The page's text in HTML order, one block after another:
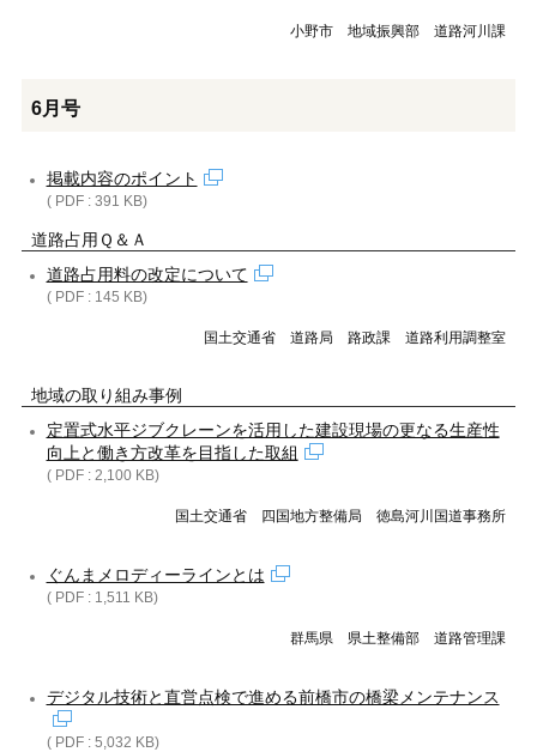
小野市 地域振興部 道路河川課
6月号
掲載内容のポイント
( PDF : 391 KB)
道路占用Ｑ＆Ａ
道路占用料の改定について
( PDF : 145 KB)
国土交通省 道路局 路政課 道路利用調整室
地域の取り組み事例
定置式水平ジブクレーンを活用した建設現場の更なる生産性
向上と働き方改革を目指した取組
( PDF : 2,100 KB)
国土交通省 四国地方整備局 徳島河川国道事務所
ぐんまメロディーラインとは
( PDF : 1,511 KB)
群馬県 県土整備部 道路管理課
デジタル技術と直営点検で進める前橋市の橋梁メンテナンス
( PDF : 5,032 KB)